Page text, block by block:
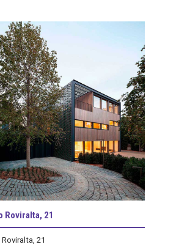
Roviralta, 21
21